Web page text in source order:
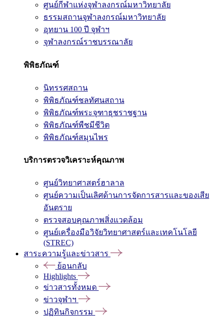
ศูนย์กีฬาแห่งจุฬาลงกรณ์มหาวิทยาลัย
ธรรมสถานจุฬาลงกรณ์มหาวิทยาลัย
อุทยาน 100 ปี จุฬาฯ
จุฬาลงกรณ์ราชบรรณาลัย
พิพิธภัณฑ์
นิทรรศสถาน
พิพิธภัณฑ์ชลทัศนสถาน
พิพิธภัณฑ์พระจุฑาธุชราชฐาน
พิพิธภัณฑ์พืชมีชีวิต
พิพิธภัณฑ์สมุนไพร
บริการตรวจวิเคราะห์คุณภาพ
ศูนย์วิทยาศาสตร์ฮาลาล
ศูนย์ความเป็นเลิศด้านการจัดการสารและของเสีย
อันตราย
ตรวจสอบคุณภาพสิ่งแวดล้อม
ศูนย์เครื่องมือวิจัยวิทยาศาสตร์และเทคโนโลยี
(STREC)
สาระความรู้และข่าวสาร
ย้อนกลับ
Highlights
ข่าวสารทั้งหมด
ข่าวจุฬาฯ
ปฏิทินกิจกรรม